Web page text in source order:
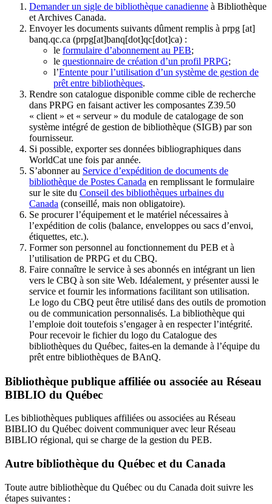
Demander un sigle de bibliothèque canadienne à Bibliothèque
et Archives Canada.
Envoyer les documents suivants dûment remplis à prpg [at]
banq.qc.ca (prpg[at]banq[dot]qc[dot]ca) :
le formulaire d’abonnement au PEB;
le questionnaire de création d’un profil PRPG;
l’Entente pour l’utilisation d’un système de gestion de
prêt entre bibliothèques.
Rendre son catalogue disponible comme cible de recherche
dans PRPG en faisant activer les composantes Z39.50
« client » et « serveur » du module de catalogage de son
système intégré de gestion de bibliothèque (SIGB) par son
fournisseur.
Si possible, exporter ses données bibliographiques dans
WorldCat une fois par année.
S’abonner au Service d’expédition de documents de
bibliothèque de Postes Canada en remplissant le formulaire
sur le site du Conseil des bibliothèques urbaines du
Canada (conseillé, mais non obligatoire).
Se procurer l’équipement et le matériel nécessaires à
l’expédition de colis (balance, enveloppes ou sacs d’envoi,
étiquettes, etc.).
Former son personnel au fonctionnement du PEB et à
l’utilisation de PRPG et du CBQ.
Faire connaître le service à ses abonnés en intégrant un lien
vers le CBQ à son site Web. Idéalement, y présenter aussi le
service et fournir les informations facilitant son utilisation.
Le logo du CBQ peut être utilisé dans des outils de promotion
ou de communication personnalisés. La bibliothèque qui
l’emploie doit toutefois s’engager à en respecter l’intégrité.
Pour recevoir le fichier du logo du Catalogue des
bibliothèques du Québec, faites-en la demande à l’équipe du
prêt entre bibliothèques de BAnQ.
Bibliothèque publique affiliée ou associée au Réseau
BIBLIO du Québec
Les bibliothèques publiques affiliées ou associées au Réseau
BIBLIO du Québec doivent communiquer avec leur Réseau
BIBLIO régional, qui se charge de la gestion du PEB.
Autre bibliothèque du Québec et du Canada
Toute autre bibliothèque du Québec ou du Canada doit suivre les
étapes suivantes :